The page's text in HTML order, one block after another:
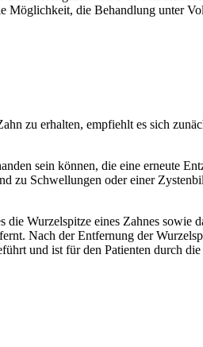
Möglichkeit, die Behandlung unter
zu erhalten, empfiehlt es sich
sein können, die eine erneute
zu Schwellungen oder einer
Wurzelspitze eines Zahnes sowie
Nach der Entfernung der
und ist für den Patienten durch die